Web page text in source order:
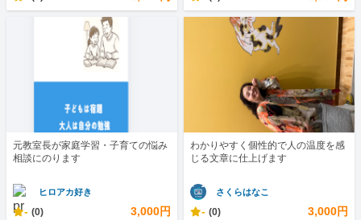
元教室長が家庭学習・子育ての悩み
相談にのります
ヒロアカ好き
- (0) 3,000円
わかりやすく個性的で人の温度を感
じる文章に仕上げます
さくらはなこ
- (0) 3,000円